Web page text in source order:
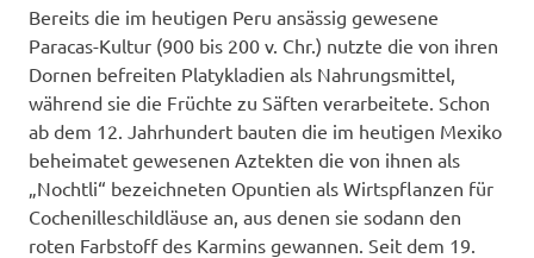
Bereits die im heutigen Peru ansässig gewesene
Paracas-Kultur (900 bis 200 v. Chr.) nutzte die von ihren
Dornen befreiten Platykladien als Nahrungsmittel,
während sie die Früchte zu Säften verarbeitete. Schon
ab dem 12. Jahrhundert bauten die im heutigen Mexiko
beheimatet gewesenen Aztekten die von ihnen als
„Nochtli“ bezeichneten Opuntien als Wirtspflanzen für
Cochenilleschildläuse an, aus denen sie sodann den
roten Farbstoff des Karmins gewannen. Seit dem 19.